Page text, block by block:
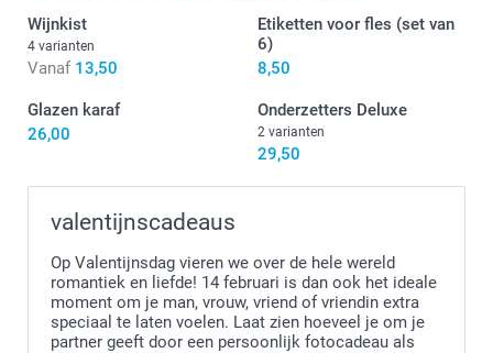
Wijnkist
4 varianten
Vanaf 13,50
Etiketten voor fles (set van
6)
8,50
Glazen karaf
26,00
Onderzetters Deluxe
2 varianten
29,50
valentijnscadeaus
Op Valentijnsdag vieren we over de hele wereld
romantiek en liefde! 14 februari is dan ook het ideale
moment om je man, vrouw, vriend of vriendin extra
speciaal te laten voelen. Laat zien hoeveel je om je
partner geeft door een persoonlijk fotocadeau als